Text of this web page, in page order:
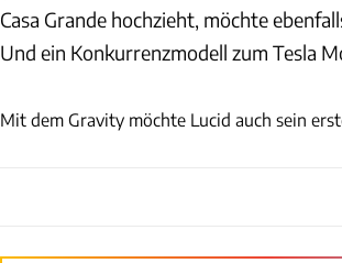
Casa Grande hochzieht, möchte
Und ein Konkurrenzmodell zum Tesla
Mit dem Gravity möchte Lucid auch sein